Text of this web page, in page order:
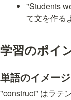
"Students
て文を作る
学習のポイ
単語のイメージ
"construct" はラテ